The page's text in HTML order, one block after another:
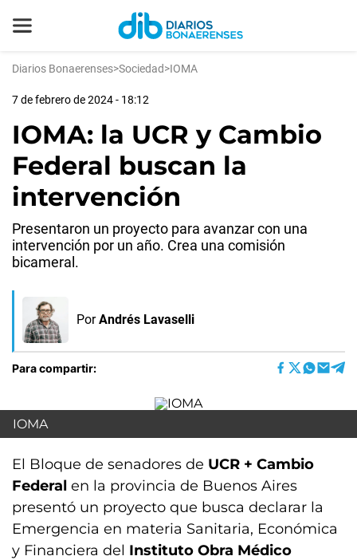
Diarios Bonaerenses>Sociedad>IOMA
7 de febrero de 2024 - 18:12
IOMA: la UCR y Cambio
Federal buscan la
intervención
Presentaron un proyecto para avanzar con una
intervención por un año. Crea una comisión
bicameral.
Por Andrés Lavaselli
Para compartir:
IOMA
El Bloque de senadores de UCR + Cambio
Federal en la provincia de Buenos Aires
presentó un proyecto que busca declarar la
Emergencia en materia Sanitaria, Económica
y Financiera del Instituto Obra Médico